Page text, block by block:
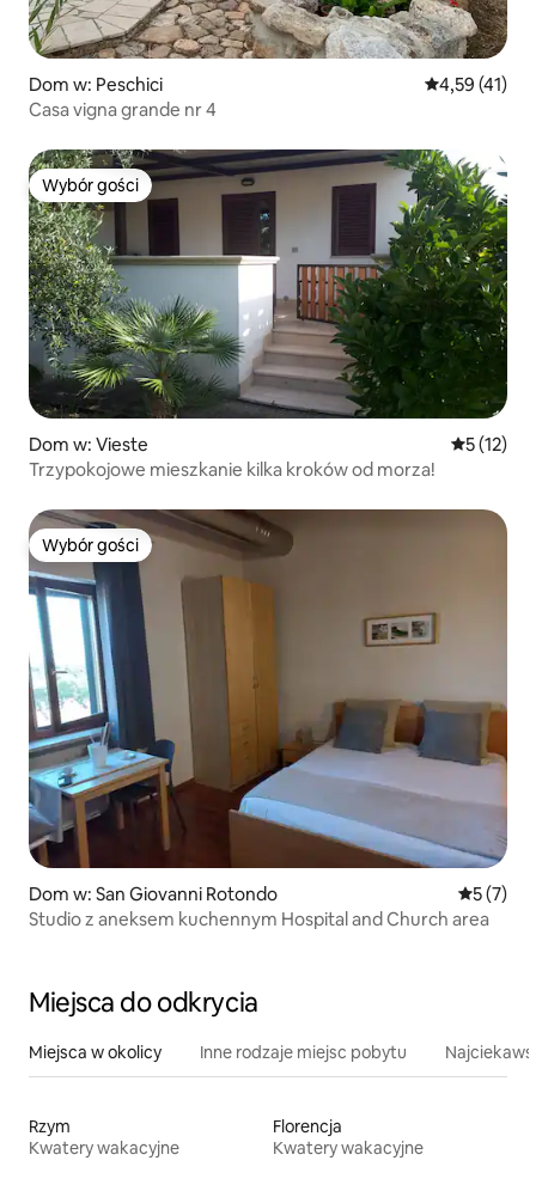
Dom w: Peschici Średnia
4,59 (41)
Casa vigna grande nr 4
Wybór gości
Wybór gości
Dom w: Vieste Średnia
5 (12)
Trzypokojowe mieszkanie kilka kroków od morza!
Wybór gości
Wybór gości
Dom w: San Giovanni Rotondo Średnia
5 (7)
Studio z aneksem kuchennym Hospital and Church area
Miejsca do odkrycia
Miejsca w okolicy Inne rodzaje miejsc pobytu
Rzym
Kwatery wakacyjne
Florencja
Kwatery wakacyjne